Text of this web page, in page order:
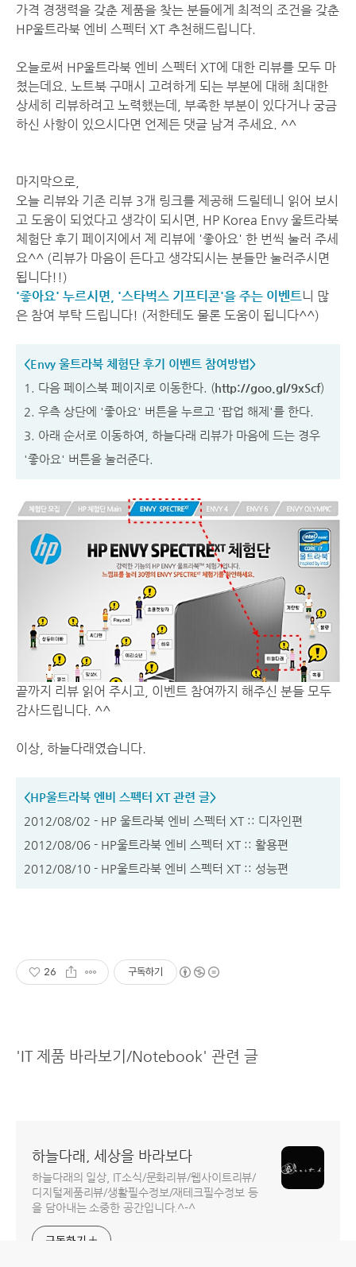
가격 경쟁력을 갖춘 제품을 찾는 분들에게 최적의 조건을 갖춘
HP울트라북 엔비 스펙터 XT 추천해드립니다.
오늘로써 HP울트라북 엔비 스펙터 XT에 대한 리뷰를 모두 마
쳤는데요. 노트북 구매시 고려하게 되는 부분에 대해 최대한
상세히 리뷰하려고 노력했는데, 부족한 부분이 있다거나 궁금
하신 사항이 있으시다면 언제든 댓글 남겨 주세요. ^^
마지막으로,
오늘 리뷰와 기존 리뷰 3개 링크를 제공해 드릴테니 읽어 보시
고 도움이 되었다고 생각이 되시면, HP Korea Envy 울트라북
체험단 후기 페이지에서 제 리뷰에 '좋아요' 한 번씩 눌러 주세
요^^ (리뷰가 마음이 든다고 생각되시는 분들만 눌러주시면
됩니다!!)
'좋아요' 누르시면, '스타벅스 기프티콘'을 주는 이벤트니 많
은 참여 부탁 드립니다! (저한테도 물론 도움이 됩니다^^)
<Envy 울트라북 체험단 후기 이벤트 참여방법>
1. 다음 페이스북 페이지로 이동한다. (http://goo.gl/9xScf)
2. 우측 상단에 '좋아요' 버튼을 누르고 '팝업 해제'를 한다.
3. 아래 순서로 이동하여, 하늘다래 리뷰가 마음에 드는 경우
'좋아요' 버튼을 눌러준다.
끝까지 리뷰 읽어 주시고, 이벤트 참여까지 해주신 분들 모두
감사드립니다. ^^
이상, 하늘다래였습니다.
<HP울트라북 엔비 스펙터 XT 관련 글>
2012/08/02 - HP 울트라북 엔비 스펙터 XT :: 디자인편
2012/08/06 - HP울트라북 엔비 스펙터 XT :: 활용편
2012/08/10 - HP울트라북 엔비 스펙터 XT :: 성능편
26 구독하기
'IT 제품 바라보기/Notebook' 관련 글
하늘다래, 세상을 바라보다
하늘다래의 일상, IT소식/문화리뷰/웹사이트리뷰/
디지털제품리뷰/생활필수정보/재테크필수정보 등
을 담아내는 소중한 공간입니다.^-^
구독하기